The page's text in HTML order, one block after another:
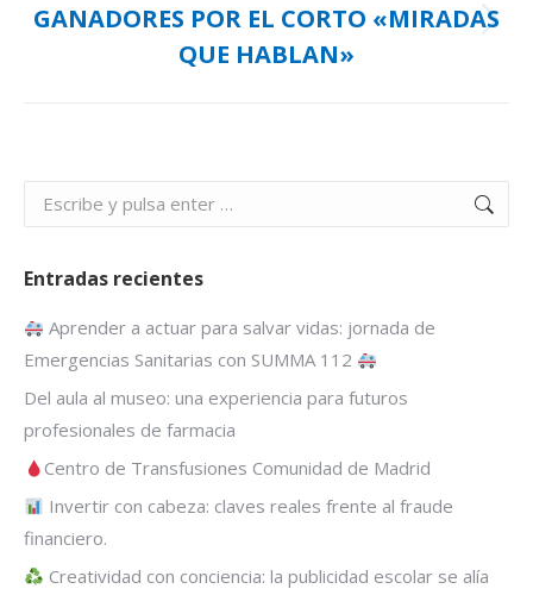
Publicación
siguiente:
GANADORES POR EL CORTO «MIRADAS
QUE HABLAN»
Buscar:
Entradas recientes
Aprender a actuar para salvar vidas: jornada de
Emergencias Sanitarias con SUMMA 112
Del aula al museo: una experiencia para futuros
profesionales de farmacia
Centro de Transfusiones Comunidad de Madrid
Invertir con cabeza: claves reales frente al fraude
financiero.
Creatividad con conciencia: la publicidad escolar se alía